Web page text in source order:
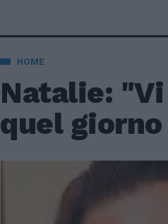
HOME
Natalie:
quel giorno